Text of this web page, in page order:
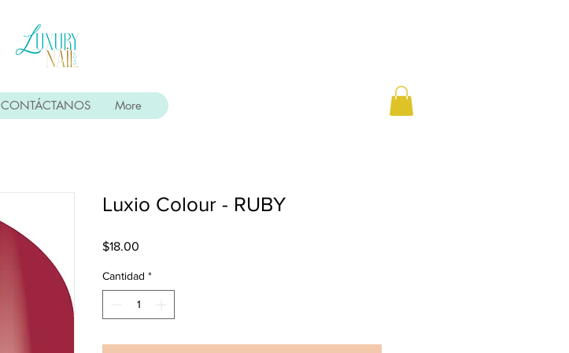
Luxio Colour - RUBY
$18.00
Cantidad *
CONTÁCTANOS More